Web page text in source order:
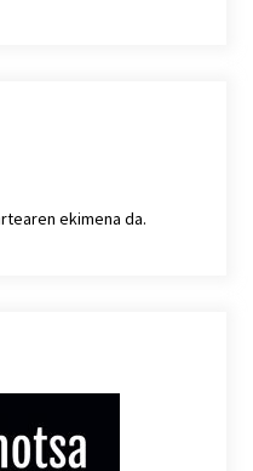
ekimena da.